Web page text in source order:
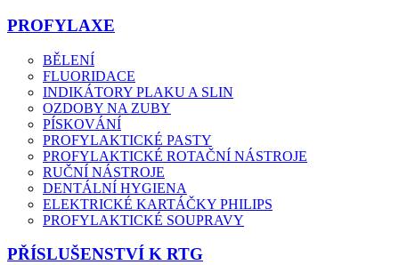
PROFYLAXE
BĚLENÍ
FLUORIDACE
INDIKÁTORY PLAKU A SLIN
OZDOBY NA ZUBY
PÍSKOVÁNÍ
PROFYLAKTICKÉ PASTY
PROFYLAKTICKÉ ROTAČNÍ NÁSTROJE
RUČNÍ NÁSTROJE
DENTÁLNÍ HYGIENA
ELEKTRICKÉ KARTÁČKY PHILIPS
PROFYLAKTICKÉ SOUPRAVY
PŘÍSLUŠENSTVÍ K RTG